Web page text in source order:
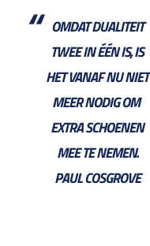
OMDAT DUALITEIT
TWEE IN ÉÉN IS, IS
HET VANAF NU NIET
MEER NODIG OM ​​
EXTRA SCHOENEN
MEE TE NEMEN.
PAUL COSGROVE